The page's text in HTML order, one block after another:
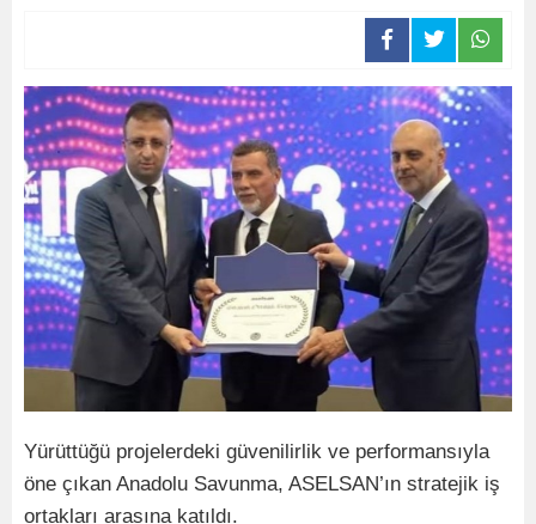
Yürüttüğü projelerdeki güvenilirlik ve performansıyla
öne çıkan Anadolu Savunma, ASELSAN’ın stratejik iş
ortakları arasına katıldı.